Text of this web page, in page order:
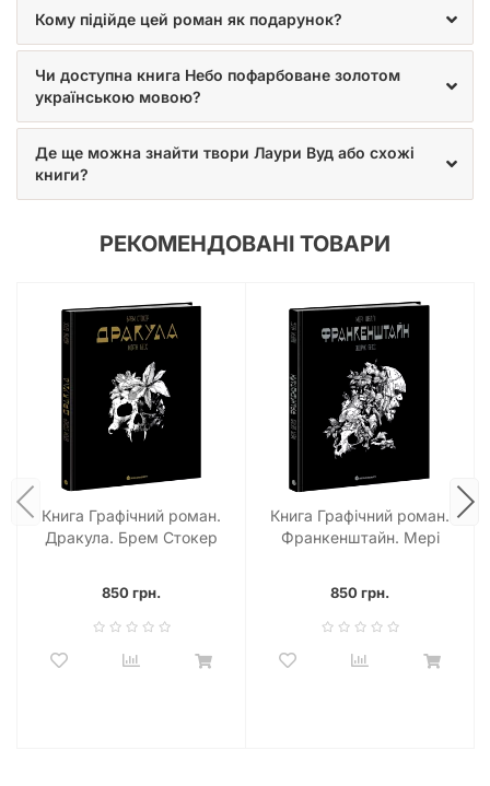
Кому підійде цей роман як подарунок?
Чи доступна книга Небо пофарбоване золотом
українською мовою?
Де ще можна знайти твори Лаури Вуд або схожі
книги?
РЕКОМЕНДОВАНІ ТОВАРИ
Книга Графічний роман.
Дракула. Брем Стокер
850 грн.
Книга Графічний роман.
Франкенштайн. Мері
850 грн.